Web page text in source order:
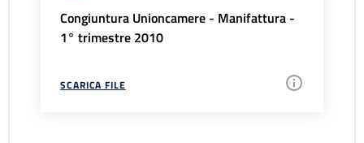
Congiuntura Unioncamere - Manifattura -
1° trimestre 2010
SCARICA FILE